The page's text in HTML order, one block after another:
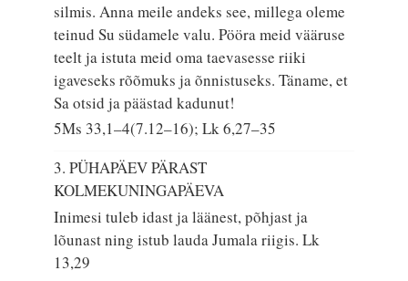
silmis. Anna meile andeks see, millega oleme
teinud Su südamele valu. Pööra meid vääruse
teelt ja istuta meid oma taevasesse riiki
igaveseks rõõmuks ja õnnistuseks. Täname, et
Sa otsid ja päästad kadunut!
5Ms 33,1–4(7.12–16); Lk 6,27–35
3. PÜHAPÄEV PÄRAST
KOLMEKUNINGAPÄEVA
Inimesi tuleb idast ja läänest, põhjast ja
lõunast ning istub lauda Jumala riigis.Lk
13,29